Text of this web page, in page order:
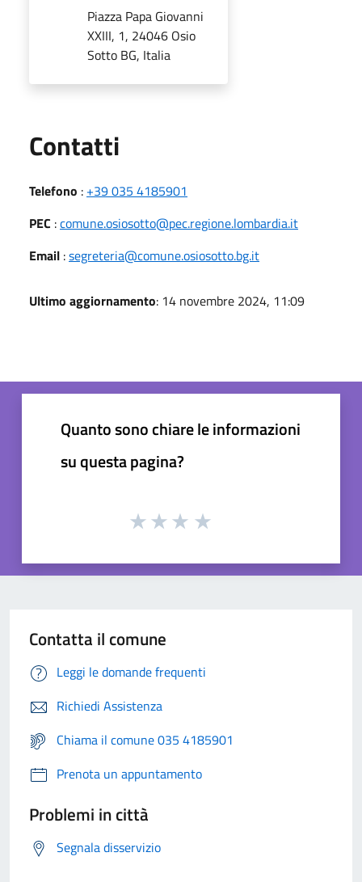
Piazza Papa Giovanni
XXIII, 1, 24046 Osio
Sotto BG, Italia
Contatti
Telefono : +39 035 4185901
PEC :comune.osiosotto@pec.regione.lombardia.it
Email :segreteria@comune.osiosotto.bg.it
Ultimo aggiornamento: 14 novembre 2024, 11:09
Quanto sono chiare le informazioni
su questa pagina?
Contatta il comune
Leggi le domande frequenti
Richiedi Assistenza
Chiama il comune 035 4185901
Prenota un appuntamento
Problemi in città
Segnala disservizio